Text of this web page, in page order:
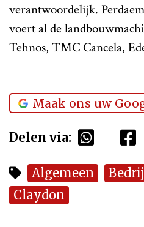
verantwoordelijk.
voert al de
Tehnos, TMC Cancela,
Maak ons uw
Delen via:
Algemeen
Claydon